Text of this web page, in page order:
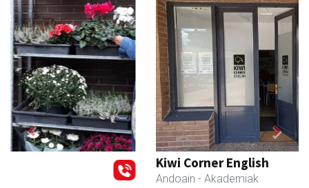
Kiwi Corner English
Previous Next